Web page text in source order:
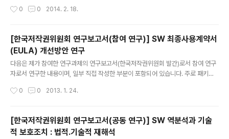
술적 보호조치의 법적 보호와 예외 5 제1절 기술적 보호조치 관련 규정 5 제2절 해
미국·호주·싱가포르의 룰메이킹 현황 20 제1절 서 20 제2절 미국 20 제3절 호주 1
35 제4절 싱가포르 166 제4장 미국, 호주 및 싱가포르 룰메이킹의 시사점 180 제1
절 서 180 제2절 SW 관련 사안의 검토 184 제3절 SW 이외의 사안의 검토 212
제4절 판..
0 0 2014. 2. 18.
[한국저작권위원회 연구보고서(참여 연구)] SW 최종사용계약서
(EULA) 개선방안 연구
다음은 제가 참여한 연구과제의 연구보고서(한국저작권위원회 발간)로서 참여 연구
자로서 연구한 내용이며, 일부 직접 작성한 부분이 포함되어 있습니다. 주로 패키지
이 되기를 바랍니다. 지식재산네트워크(전응준 연구책임자), SW 최종사용계약서(E
Ⅰ. 연구의 목적 Ⅱ. 연구의 범위와 접근방법 제2장 SW 최종사용계약서의 법적 쟁점
검토 Ⅰ. SW 최종사용계약서의 법적 성격 Ⅱ. 저작권법상 쟁점 Ⅲ. 약관규제법, 소비자
보호법, 공정거래법상 쟁점 제3장 국내외 SW 최종사용계약서 조사･분석 Ⅰ. 서론 Ⅱ.
0 0 2013. 1. 24.
[한국저작권위원회 연구보고서(공동 연구)] SW 역분석과 기술
적 보호조치 : 법적.기술적 재해석